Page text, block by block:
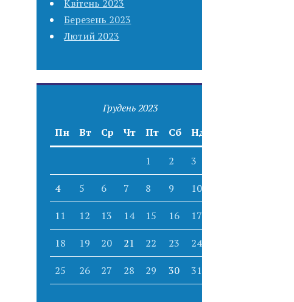
Квітень 2023
Березень 2023
Лютий 2023
Грудень 2023
Пн
Вт Ср Чт Пт Сб Нд
1 2 3
4 5 6 7 8 9 10
11 12 13 14 15 16 17
18 19 20 21 22 23 24
25 26 27 28 29 30 31